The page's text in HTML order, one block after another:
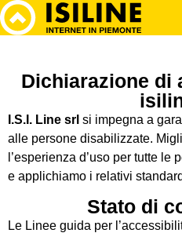
Dichiarazione di
I.S.I. Line srl si impegna a
alle persone disabilizzate.
l’esperienza d’uso per tutte
e applichiamo i relativi
Stato di
Le Linee guida per